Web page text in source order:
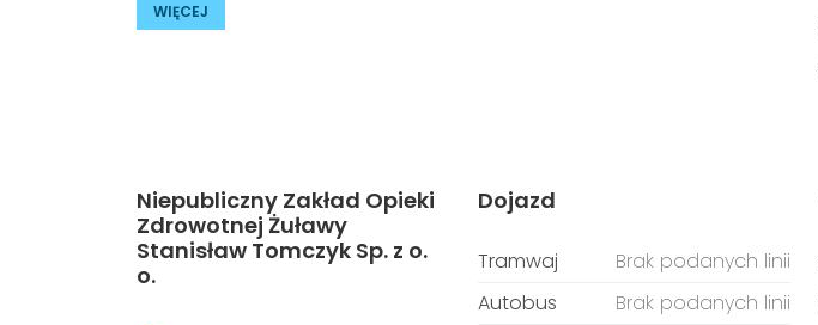
WIĘCEJ
Niepubliczny Zakład Opieki
Zdrowotnej Żuławy
Stanisław Tomczyk Sp. z o.
o.
Dojazd
Tramwaj
Brak podanych linii
Autobus
Brak podanych linii